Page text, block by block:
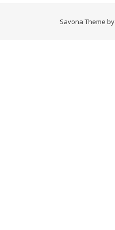
Savona Theme by